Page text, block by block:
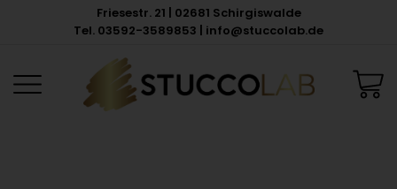
Friesestr. 21 | 02681 Schirgiswalde
Tel. 03592-3589853 | info@stuccolab.de